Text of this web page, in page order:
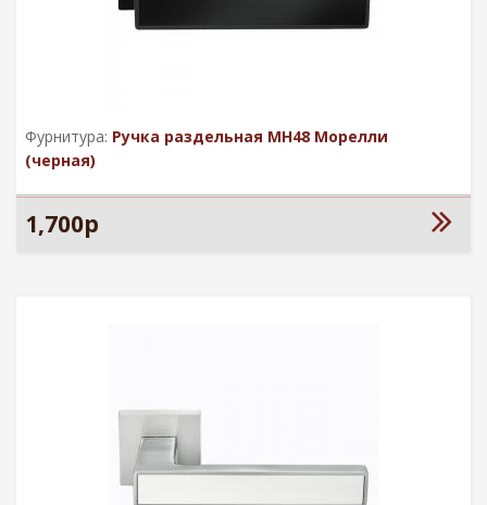
Фурнитура: Ручка раздельная MН48 Морелли
(черная)
1,700р